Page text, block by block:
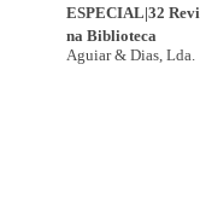
ESPECIAL|32
na Biblioteca
Aguiar & Dias, Lda.